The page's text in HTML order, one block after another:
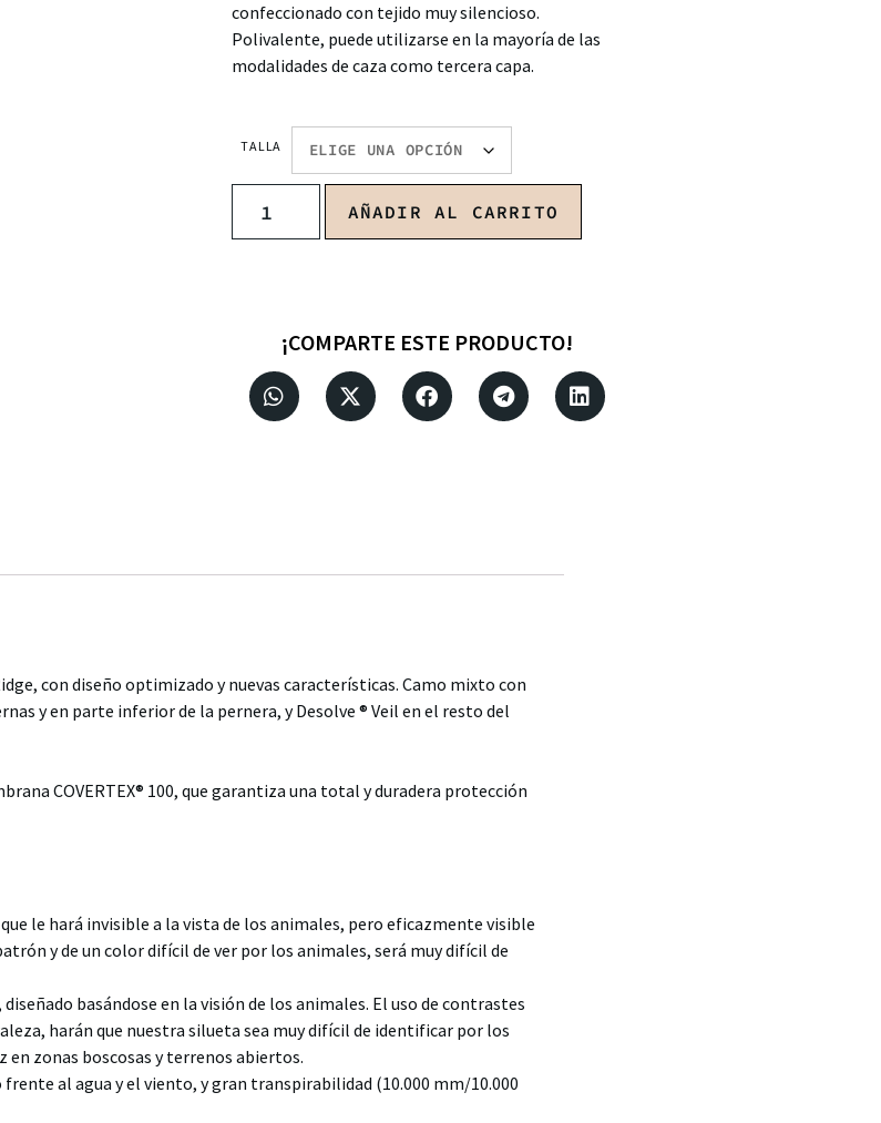
confeccionado con tejido muy silencioso.
Polivalente, puede utilizarse en la mayoría de las
modalidades de caza como tercera capa.
TALLA
AÑADIR AL CARRITO
¡COMPARTE ESTE PRODUCTO!
con diseño optimizado y nuevas características. Camo mixto con
y en parte inferior de la pernera, y Desolve ® Veil en el resto del
COVERTEX® 100, que garantiza una total y duradera protección
le hará invisible a la vista de los animales, pero eficazmente visible
y de un color difícil de ver por los animales, será muy difícil de
basándose en la visión de los animales. El uso de contrastes
harán que nuestra silueta sea muy difícil de identificar por los
zonas boscosas y terrenos abiertos.
al agua y el viento, y gran transpirabilidad (10.000 mm/10.000